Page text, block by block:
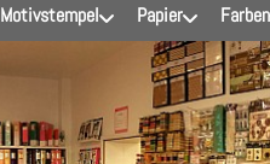
Motivstempel Papier Farben